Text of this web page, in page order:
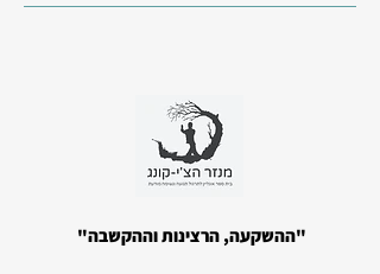
"ההשקעה, הרצינות וההקשבה"